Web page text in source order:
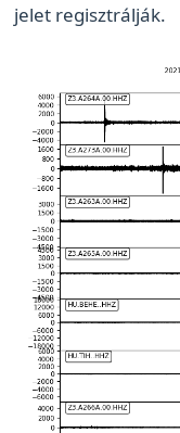
jelet regisztrálják.